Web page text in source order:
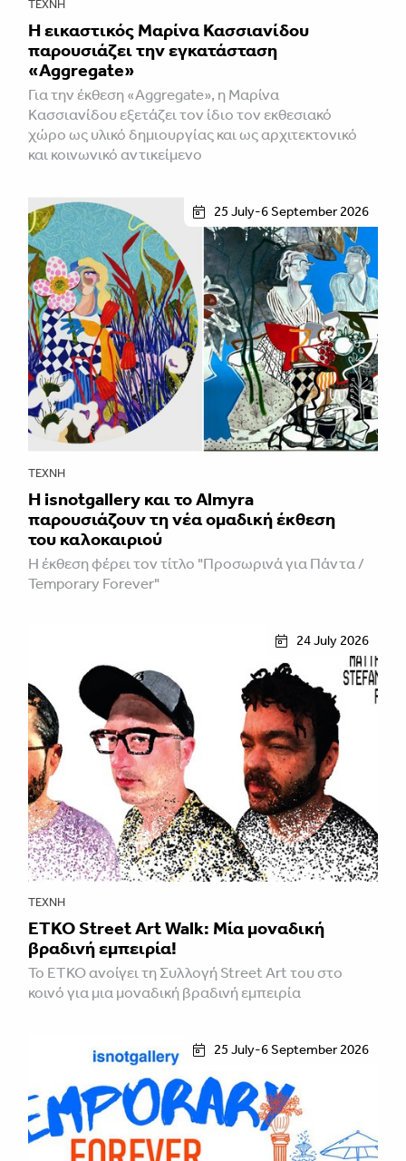
ΤΈΧΝΗ
Η εικαστικός Μαρίνα Κασσιανίδου
παρουσιάζει την εγκατάσταση
«Aggregate»
Για την έκθεση «Aggregate», η Μαρίνα
Κασσιανίδου εξετάζει τον ίδιο τον εκθεσιακό
χώρο ως υλικό δημιουργίας και ως αρχιτεκτονικό
και κοινωνικό αντικείμενο
25 July-6 September 2026
ΤΈΧΝΗ
Η isnotgallery και το Almyra
παρουσιάζουν τη νέα ομαδική έκθεση
του καλοκαιριού
Η έκθεση φέρει τον τίτλο "Προσωρινά για Πάντα /
Temporary Forever"
24 July 2026
ΤΈΧΝΗ
ETKO Street Art Walk: Μία μοναδική
βραδινή εμπειρία!
Το ETKO ανοίγει τη Συλλογή Street Art του στο
κοινό για μια μοναδική βραδινή εμπειρία
25 July-6 September 2026